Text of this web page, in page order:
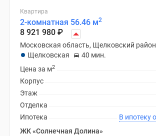
Квартира
2-комнатная 56.46 м2
8 921 980 ₽
Московская область, Щелковский район
Щелковская
40 мин.
Цена за м2
Корпус
Этаж
Отделка
Ипотека
ЖК «Солнечная Долина»